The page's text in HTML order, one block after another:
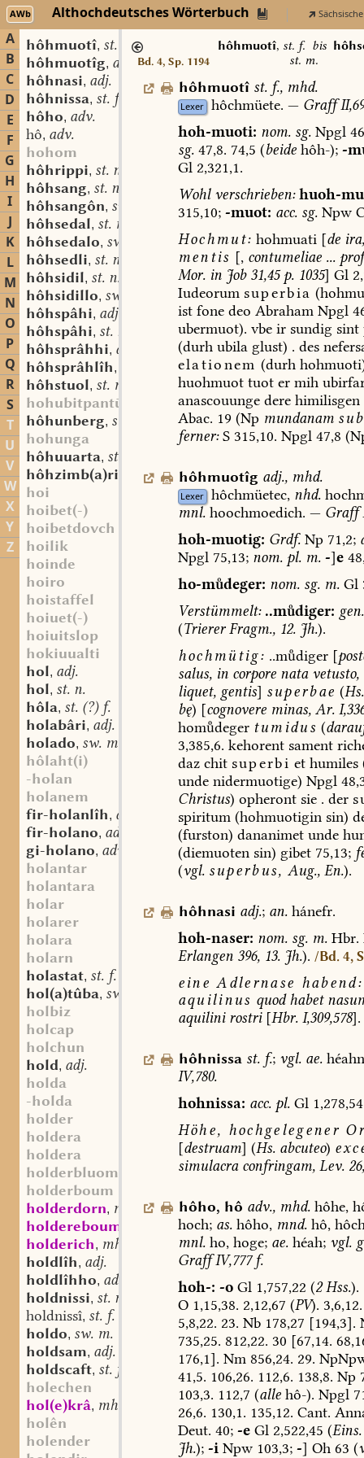
AWb Althochdeutsches Wörterbuch
A
B
C
D
E
F
G
H
I
J
K
L
M
N
O
P
Q
R
S
T
U
V
W
X
Y
Z
hôhmuotî, st. f.
hôhmuotîg, adj.
hôhnasi, adj.
hôhnissa, st. f.
hôho, adv.
hô, adv.
hohom
hôhrippi, st. n. (?)
hôhsang, st. n.
hôhsangôn, sw. v.
hôhsedal, st. m.
hôhsedalo, sw. m.
hôhsedli, st. n.
hôhsidil, st. n.
hôhsidillo, sw. m.
hôhspâhi, adj.
hôhspâhi, st. n.
hôhsprâhhi, adj.
hôhsprâhlîh,
hôhstuol, st. m.
hohubitpantū
hôhunberg, st. m.
hohunga
hôhuuarta, st. f.
hôhzimb(a)ri
st. n.
hoi
hoibet(-)
hoibetdovch
hoilik
hoinde
hoiro
hoistaffel
hoiuet(-)
hoiuitslop
hokiuualti
hol, adj.
hol, st. n.
hôla, st. (?) f.
holabâri, adj.
holado, sw. m.
hôlaht(i)
-holan
holanem
fir-holanlîh, adj.
fir-holano, adv.
gi-holano, adv.
holantar
holantara
holar
holarer
holara
holarn
holastat, st. f.
hol(a)tûba, sw. f.
holbiz
holcap
holchun
hold, adj.
holda
-holda
holder
holdera
holdera
holderbluome
holderboum
holderdorn, mhd. st. m.
holdereboum
mhd. st. m.
holderich, mhd. st. m.
holdlîh, adj.
holdlîhho, adv.
holdnissi, st. n.
holdnissî, st. f.
holdo, sw. m.
holdsam, adj.
holdscaft, st. f.
holechen
hol(e)krâ, mhd. sw. f.
holên
holender
Bd. 4, Sp. 1194
hôhmuotî, st. f. bis
st. m.
hôhmuotî st. f., mhd.
Lexer hôchmüete. — Graff
hoh-muoti: nom.sg.Npgl
sg.47,8. 74,5 (beidehôh-); -
Gl2,321,1.
Wohlverschrieben: huoh-
315,10; -muot: acc.sg.Npw
Hochmut: hohmuati [de
mentis [, contumeliae...
Mor.inJob31,45 p.1035] Gl
Iudeorum superbia (
istfonedeo AbrahamNpgl
ubermuot). vbeirsundig sint
(durh ubilaglust) . des
elationem (durh
huohmuottuotermih
anascouungederehimilisgen
Abac. 19 (Np mundanam
ferner:S 315,10. Npgl47,8
hôhmuotîg adj., mhd.
Lexer hôchmüetec, nhd.
mnl.hoochmoedich. — Graff
hoh-muotig: Grdf.Np71,2;
Npgl75,13; nom.pl.m. -]e
ho-mdeger: nom.sg.m.Gl
Verstümmelt: ..mdiger: gen.
(Trierer Fragm.,12.Jh.).
hochmütig: ..mdiger [
salus,in corporenatavetusto,
liquet,gentis] superbae (Hs.
bę) [cognovereminas,Ar.
homdeger tumidus (
3,385,6. kehorentsament
dazchit superbi et humiles
undenidermuotige) Npgl
Christus) opherontsie. der
spiritum(hohmuotiginsin)
(furston) dananimetunde
(diemuoten sin) gibet75,13;
(vgl. superbus, Aug., En.).
hôhnasi adj.; an. hánefr.
hoh-naser: nom.sg.m.Hbr.
Erlangen396,13.Jh.). /Bd. 4,
eine Adlernase habend:
aquilinus quodhabet
aquilinirostri[Hbr. I,309,578].
hôhnissa st. f.; vgl. ae.
IV,780.
hohnissa: acc.pl.Gl1,278,54
Höhe, hochgelegener
[destruam] (Hs.abcuteo)
simulacraconfringam, Lev.
hôho, hô adv., mhd. hôhe,
hoch; as.hôho, mnd.hô,
mnl.ho,hoge; ae.héah; vgl.
GraffIV,777f.
hoh-: -oGl1,757,22 (2Hss.).
O 1,15,38. 2,12,67 (PV). 3,6,12.
5,8,22. 23. Nb178,27 [194,3].
735,25. 812,22. 30 [67,14.
176,1]. Nm856,24. 29.
41,5. 106,26. 112,6. 138,8. Np
103,3. 112,7 (allehô-). Npgl
26,6. 130,1. 135,12. Cant.
Deut. 40; -eGl2,522,45 (Eins.
Jh.); -iNpw103,3; -] Oh63 (